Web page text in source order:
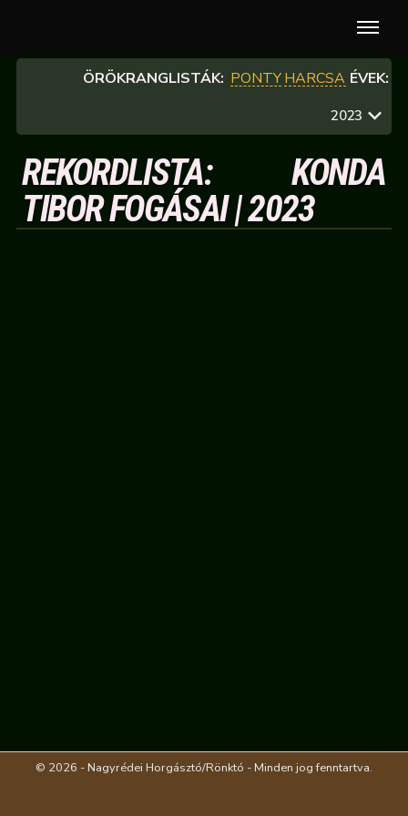
ÖRÖKRANGLISTÁK: PONTYHARCSA ÉVEK:
2023
REKORDLISTA: KONDA
TIBOR FOGÁSAI | 2023
© 2026 - Nagyrédei Horgásztó/Rönktó - Minden jog fenntartva.